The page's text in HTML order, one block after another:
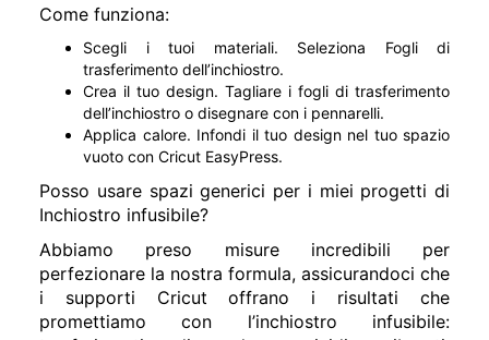
Come funziona:
Scegli i tuoi materiali. Seleziona Fogli di
trasferimento dell’inchiostro.
Crea il tuo design. Tagliare i fogli di trasferimento
dell’inchiostro o disegnare con i pennarelli.
Applica calore. Infondi il tuo design nel tuo spazio
vuoto con Cricut EasyPress.
Posso usare spazi generici per i miei progetti di
Inchiostro infusibile?
Abbiamo preso misure incredibili per
perfezionare la nostra formula, assicurandoci che
i supporti Cricut offrano i risultati che
promettiamo con l’inchiostro infusibile: